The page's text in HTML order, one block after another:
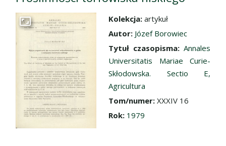
Przejdź do zbioru
Kolekcja: artykuł
Autor: Józef Borowiec
Tytuł czasopisma: Annales
Universitatis Mariae Curie-
Skłodowska. Sectio E,
Agricultura
Tom/numer: XXXIV 16
Rok: 1979